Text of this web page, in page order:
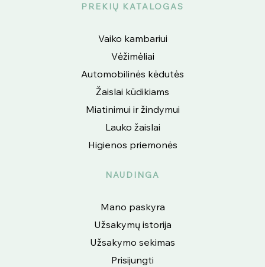
PREKIŲ KATALOGAS
Vaiko kambariui
Vėžimėliai
Automobilinės kėdutės
Žaislai kūdikiams
Miatinimui ir žindymui
Lauko žaislai
Higienos priemonės
NAUDINGA
Mano paskyra
Užsakymų istorija
Užsakymo sekimas
Prisijungti